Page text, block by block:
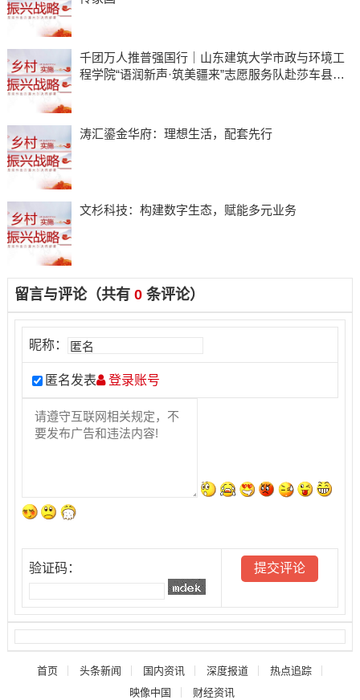
千团万人推普强国行｜山东建筑大学市政与环境工
程学院“语润新声·筑美疆来”志愿服务队赴莎车县开
​涛汇鎏金华府：理想生活，配套先行
​文杉科技：构建数字生态，赋能多元业务
留言与评论（共有 0条评论）
昵称：
匿名发表 登录账号
验证码：
首页 头条新闻 国内资讯 深度报道
热点追踪
映像中国
财经资讯